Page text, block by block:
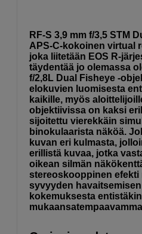
RF-S 3,9 mm f/3,5 STM
APS-C-kokoinen virtual
joka liitetään EOS R-
täydentää jo olemassa
f/2,8L Dual Fisheye -
elokuvien luomisesta
kaikille, myös
objektiivissa on kaksi
sijoitettu vierekkäin
binokulaarista näköä.
kuvan eri kulmasta,
erillistä kuvaa, jotka
oikean silmän
stereoskooppinen efekti
syvyyden
kokemuksesta entistäkin